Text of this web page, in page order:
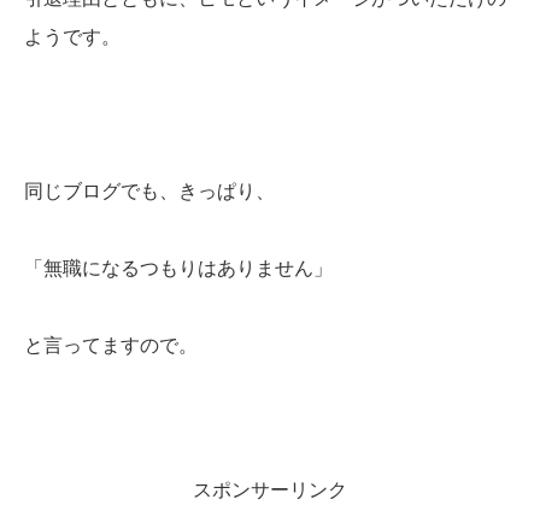
ようです。
同じブログでも、きっぱり、
「無職になるつもりはありません」
と言ってますので。
スポンサーリンク